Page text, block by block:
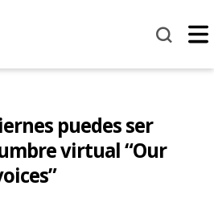
puedes ser
virtual “Our